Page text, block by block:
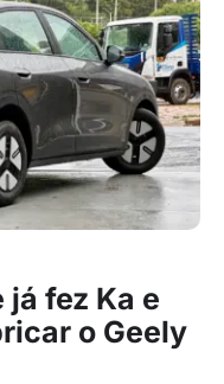
já fez Ka e
o Geely